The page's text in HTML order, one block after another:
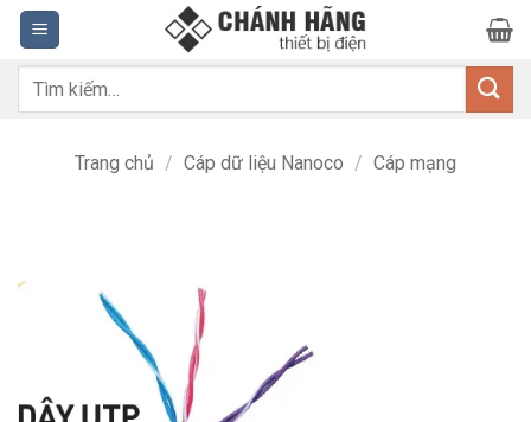
Bỏ
qua
nội
dung
Tìm
Trang chủ / Cáp dữ liệu Nanoco / Cáp mạng